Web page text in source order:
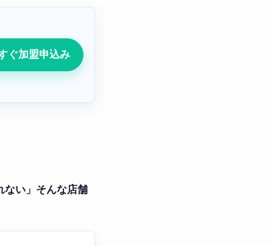
ぐ加盟申込み
ない」そんな店舗